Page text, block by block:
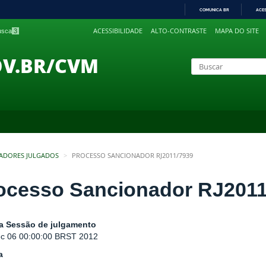
PARA
COMUNICA BR
3 ACESSIBILIDADE ALTO-CONTRASTE MAPA DO SITE
CVM
JULGADOS PROCESSO SANCIONADOR RJ2011/7939
Sancionador
Sessão de julgamento
06 00:00:00 BRST 2012